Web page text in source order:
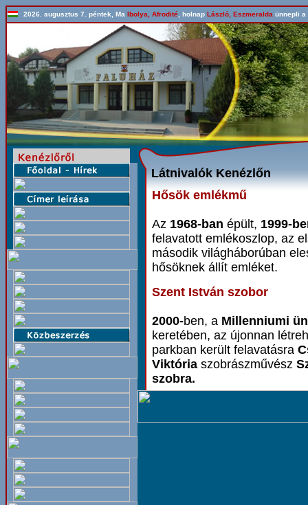
2026. augusztus 7. péntek, Ma Ibolya, Afrodité , holnap László, Eszmeralda ünnepli a
Látnivalók Kenézlőn
Hősök emlékmű
Az 1968-ban épült, 1999-
felavatott emlékoszlop, az
második világháborúban
hősöknek állít emléket.
Szent István szobor
2000-ben, a Millenniumi
keretében, az újonnan
parkban került felavatásra
Viktóriaszobrászművész
szobra.